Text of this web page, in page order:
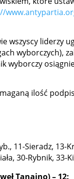
wszyscy
wyborczych),
wyborczy
ilość
11-Sieradz,
30-Rybnik, 33-
Tanajno) – 12: